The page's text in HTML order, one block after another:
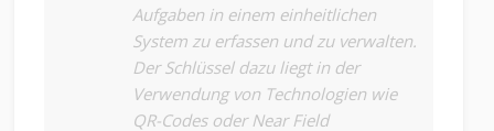
Aufgaben in einem einheitlichen
System zu erfassen und zu verwalten.
Der Schlüssel dazu liegt in der
Verwendung von Technologien wie
QR-Codes oder Near Field